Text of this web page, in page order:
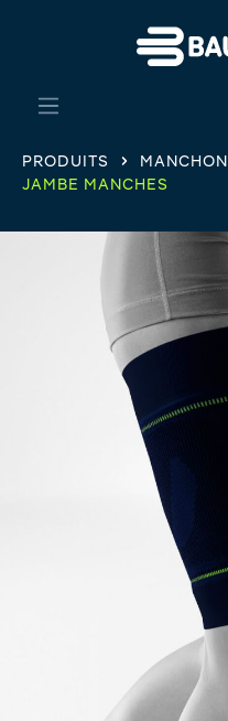
PRODUITS
JAMBE MANCHES